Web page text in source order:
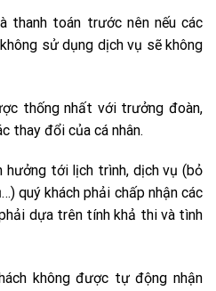
thanh toán trước nên nếu các
sử dụng dịch vụ sẽ không
thống nhất với trưởng đoàn,
thay đổi của cá nhân.
hưởng tới lịch trình, dịch vụ (bỏ
quý khách phải chấp nhận các
dựa trên tính khả thi và tình
không được tự động nhận